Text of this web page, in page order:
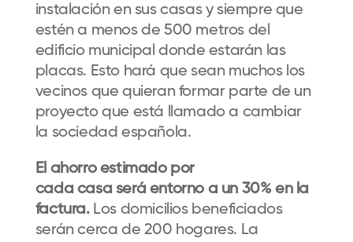
instalación en sus casas y siempre que
estén a menos de 500 metros del
edificio municipal donde estarán las
placas. Esto hará que sean muchos los
vecinos que quieran formar parte de un
proyecto que está llamado a cambiar
la sociedad española.
El ahorro estimado por
cada casa será entorno a un 30% en la
factura.Los domicilios beneficiados
serán cerca de 200 hogares. La